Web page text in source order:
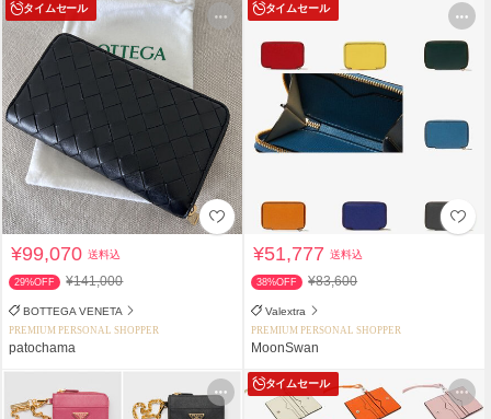
タイムセール
¥99,070送料込
29%OFF ¥141,000
BOTTEGA VENETA
PREMIUM PERSONAL SHOPPER
patochama
タイムセール
¥51,777送料込
38%OFF ¥83,600
Valextra
PREMIUM PERSONAL SHOPPER
MoonSwan
タイムセール